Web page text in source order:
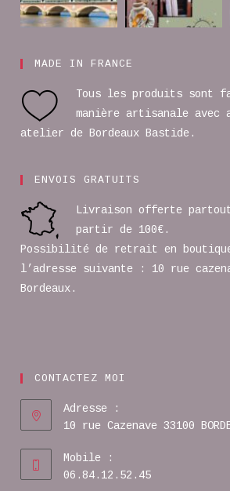
MADE IN FRANCE
Tous les produits sont
manière artisanale avec
atelier de Bordeaux Bastide.
ENVOIS GRATUITS
Livraison offerte
partir de 100€.
Possibilité de retrait en
l’adresse suivante : 10 rue
Bordeaux.
CONTACTEZ MOI
Adresse :
10 rue Cazenave 33100
Mobile :
06.84.12.52.45